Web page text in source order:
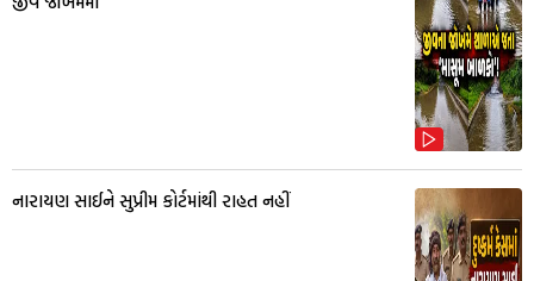
નારાયણ સાઈને સુપ્રીમ કોર્ટમાંથી રાહત નહીં